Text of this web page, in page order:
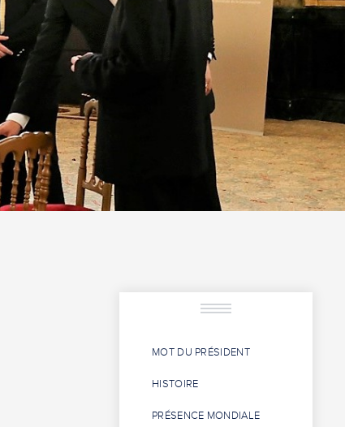
MOT DU PRÉSIDENT
HISTOIRE
PRÉSENCE MONDIALE